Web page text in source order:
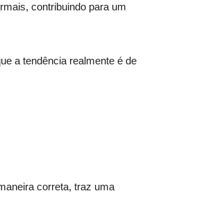
contribuindo para um
a tendência realmente é de
correta, traz uma